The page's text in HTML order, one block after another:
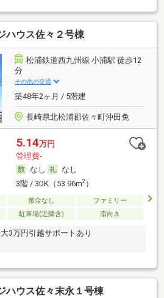
ハウス佐々２号棟
松浦鉄道西九州線 小浦駅 徒歩12
分
その他の交通
築48年2ヶ月 / 5階建
長崎県北松浦郡佐々町沖田免
5.14万円
管理費-
なし
なし
3階 / 3DK（53.96m2）
敷金なし
ファミリー
駐車場(近隣含) 南向き
3万円引越サポートあり
ハウス佐々末永１号棟